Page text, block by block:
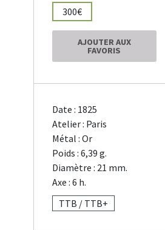
300€
AJOUTER AUX
FAVORIS
Date : 1825
Atelier : Paris
Métal : Or
Poids : 6,39 g.
Diamètre : 21 mm.
Axe : 6 h.
TTB / TTB+